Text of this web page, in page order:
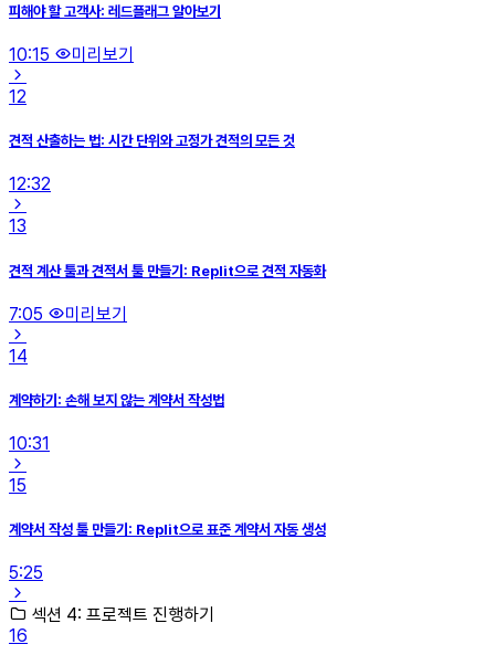
피해야 할 고객사: 레드플래그 알아보기
10:15
미리보기
12
견적 산출하는 법: 시간 단위와 고정가 견적의 모든 것
12:32
13
견적 계산 툴과 견적서 툴 만들기: Replit으로 견적 자동화
7:05
미리보기
14
계약하기: 손해 보지 않는 계약서 작성법
10:31
15
계약서 작성 툴 만들기: Replit으로 표준 계약서 자동 생성
5:25
섹션 4: 프로젝트 진행하기
16